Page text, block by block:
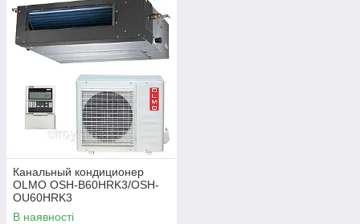
Канальный кондиционер
OLMO OSH-B60HRK3/OSH-
OU60HRK3
В наявності